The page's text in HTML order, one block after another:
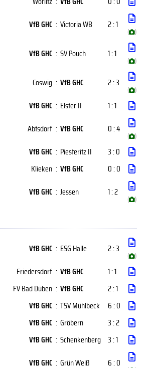
VfB GHC : Victoria WB 2 : 1
( )
VfB GHC : SV Pouch 1 : 1
( )
Coswig : VfB GHC 2 : 3
( )
VfB GHC : Elster II
1 : 1
Abtsdorf : VfB GHC 0 : 4
( )
VfB GHC : Piesteritz II
3 : 0
Klieken : VfB GHC
0 : 0
VfB GHC : Jessen 1 : 2
( )
VfB GHC : ESG Halle 2 : 3
( )
Friedersdorf : VfB GHC
1 : 1
FV Bad Düben : VfB GHC
2 : 1
VfB GHC : TSV Mühlbeck
6 : 0
VfB GHC : Gröbern
3 : 2
VfB GHC : Schenkenberg 3 : 1
VfB GHC : Grün Weiß 6 : 0